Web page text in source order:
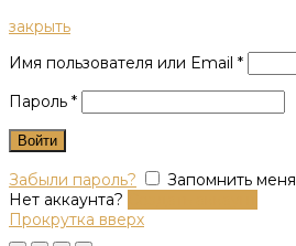
закрыть
Имя пользователя или Email *
Пароль *
Войти
Забыли пароль?
Запомнить меня
Нет аккаунта?
Прокрутка вверх